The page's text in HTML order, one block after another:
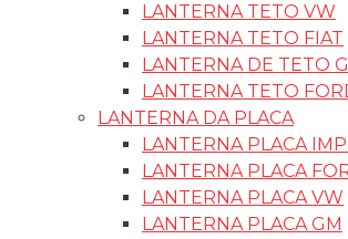
LANTERNA TETO VW
LANTERNA TETO FIAT
LANTERNA DE TETO
LANTERNA TETO
LANTERNA DA PLACA
LANTERNA PLACA
LANTERNA PLACA
LANTERNA PLACA VW
LANTERNA PLACA GM